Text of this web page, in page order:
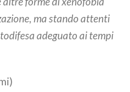
ma stando attenti
adeguato ai tempi